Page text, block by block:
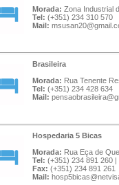
Morada: Zona Industrial
Tel: (+351) 234 310 570
Mail:
Brasileira
Morada: Rua Tenente
Tel: (+351) 234 428 634
Mail:
Hospedaria 5 Bicas
Morada: Rua Eça de
Tel: (+351) 234 891 260
Fax: (+351) 234 891 261
Mail: